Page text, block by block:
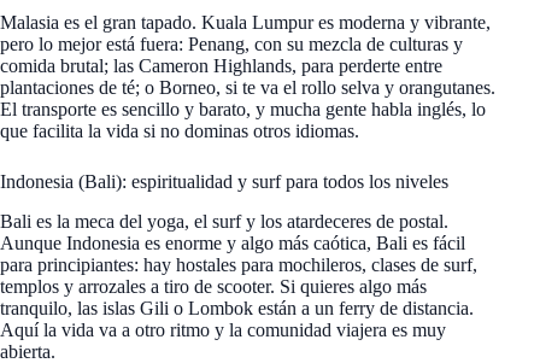
Malasia es el gran tapado. Kuala Lumpur es moderna y vibrante,
pero lo mejor está fuera: Penang, con su mezcla de culturas y
comida brutal; las Cameron Highlands, para perderte entre
plantaciones de té; o Borneo, si te va el rollo selva y orangutanes.
El transporte es sencillo y barato, y mucha gente habla inglés, lo
que facilita la vida si no dominas otros idiomas.
Indonesia (Bali): espiritualidad y surf para todos los niveles
Bali es la meca del yoga, el surf y los atardeceres de postal.
Aunque Indonesia es enorme y algo más caótica, Bali es fácil
para principiantes: hay hostales para mochileros, clases de surf,
templos y arrozales a tiro de scooter. Si quieres algo más
tranquilo, las islas Gili o Lombok están a un ferry de distancia.
Aquí la vida va a otro ritmo y la comunidad viajera es muy
abierta.